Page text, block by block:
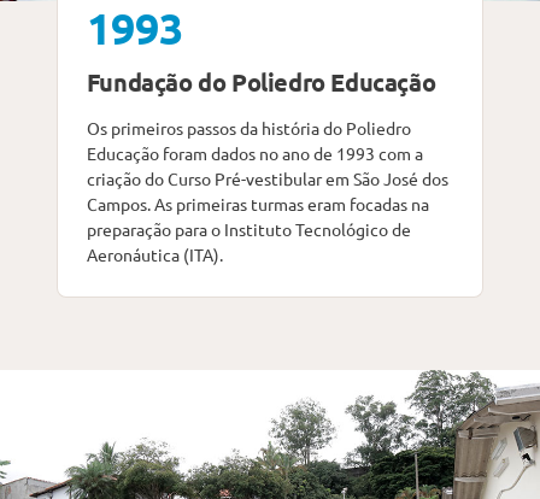
1993
Fundação do Poliedro Educação
Os primeiros passos da história do Poliedro
Educação foram dados no ano de 1993 com a
criação do Curso Pré-vestibular em São José dos
Campos. As primeiras turmas eram focadas na
preparação para o Instituto Tecnológico de
Aeronáutica (ITA).